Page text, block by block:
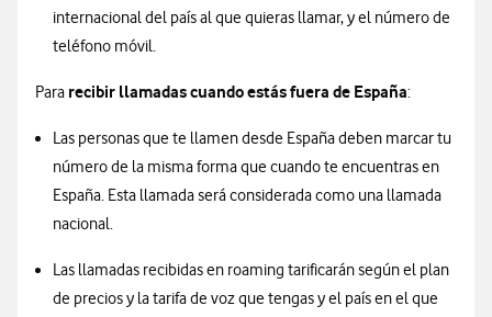
internacional del país al que quieras llamar, y el número de
teléfono móvil.
Para recibir llamadas cuando estás fuera de España:
Las personas que te llamen desde España deben marcar tu
número de la misma forma que cuando te encuentras en
España. Esta llamada será considerada como una llamada
nacional.
Las llamadas recibidas en roaming tarificarán según el plan
de precios y la tarifa de voz que tengas y el país en el que